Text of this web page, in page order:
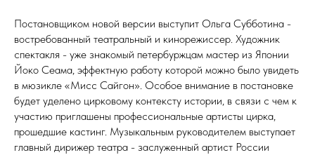
Постановщиком новой версии выступит Ольга Субботина -
востребованный театральный и кинорежиссер. Художник
спектакля - уже знакомый петербуржцам мастер из Японии
Йоко Сеама, эффектную работу которой можно было увидеть
в мюзикле «Мисс Сайгон». Особое внимание в постановке
будет уделено цирковому контексту истории, в связи с чем к
участию приглашены профессиональные артисты цирка,
прошедшие кастинг. Музыкальным руководителем выступает
главный дирижер театра - заслуженный артист России